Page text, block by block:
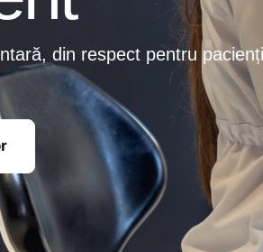
din respect pentru